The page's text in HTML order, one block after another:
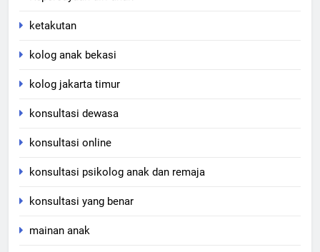
ketakutan
kolog anak bekasi
kolog jakarta timur
konsultasi dewasa
konsultasi online
konsultasi psikolog anak dan remaja
konsultasi yang benar
mainan anak